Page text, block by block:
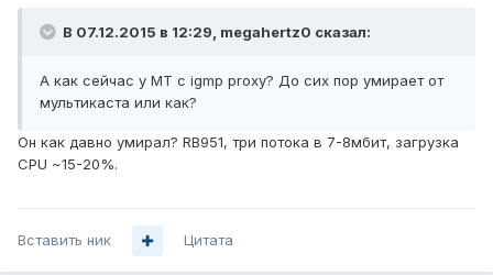
В 07.12.2015 в 12:29, megahertz0 сказал:
А как сейчас у МТ с igmp proxy? До сих пор умирает от
мультикаста или как?
Он как давно умирал? RB951, три потока в 7-8мбит, загрузка
CPU ~15-20%.
Вставить ник Цитата